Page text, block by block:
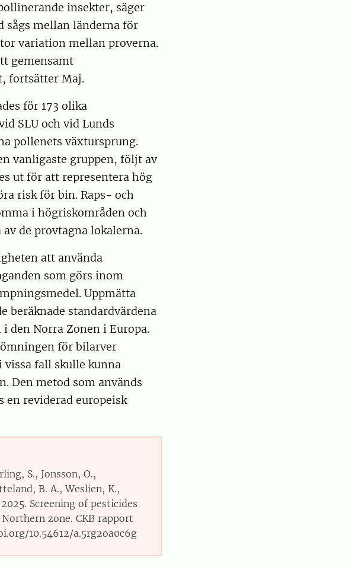
insekter, säger
sågs mellan länderna för
variation mellan proverna.
gemensamt
fortsätter Maj.
för 173 olika
SLU och vid Lunds
pollenets växtursprung.
vanligaste gruppen, följt av
ut för att representera hög
risk för bin. Raps- och
i högriskområden och
de provtagna lokalerna.
att använda
som görs inom
Uppmätta
beräknade standardvärdena
den Norra Zonen i Europa.
för bilarver
vissa fall skulle kunna
Den metod som används
reviderad europeisk
S., Jonsson, O.,
B. A., Weslien, K.,
Screening of pesticides
zone. CKB rapport
10.54612/a.5rg2oa0c6g